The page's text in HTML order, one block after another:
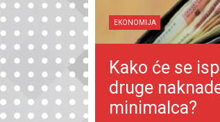
EKONOMIJA
Kako će se
druge
minimalca?